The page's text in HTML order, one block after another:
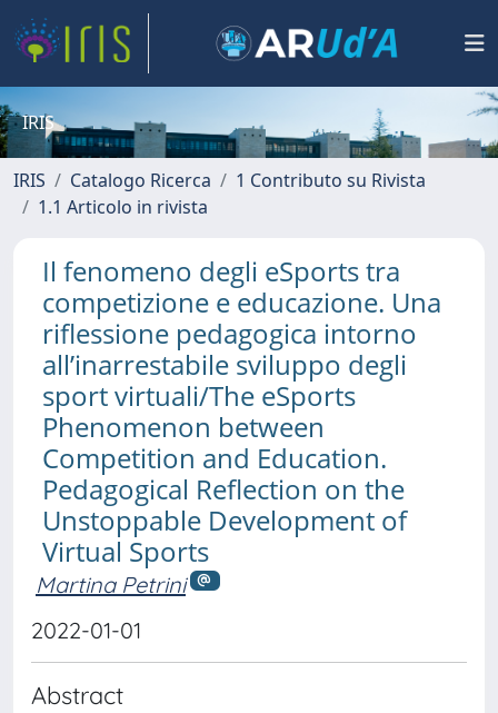
IRIS
IRIS Catalogo Ricerca
1 Contributo su Rivista
1.1 Articolo in rivista
Il fenomeno degli eSports tra
competizione e educazione. Una
riflessione pedagogica intorno
all’inarrestabile sviluppo degli
sport virtuali/The eSports
Phenomenon between
Competition and Education.
Pedagogical Reflection on the
Unstoppable Development of
Virtual Sports
Martina Petrini
2022-01-01
Abstract